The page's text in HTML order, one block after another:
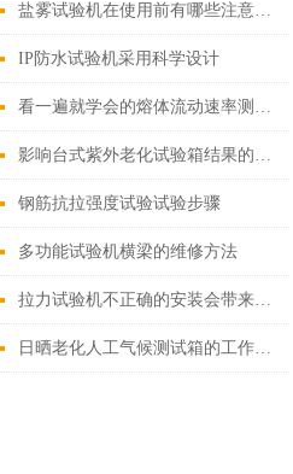
盐雾试验机在使用前有哪些注意事项
IP防水试验机采用科学设计
看一遍就学会的熔体流动速率测定仪操作方法
影响台式紫外老化试验箱结果的原因
钢筋抗拉强度试验试验步骤
多功能试验机横梁的维修方法
拉力试验机不正确的安装会带来哪些误差？
日晒老化人工气候测试箱的工作原理及关键参数分析